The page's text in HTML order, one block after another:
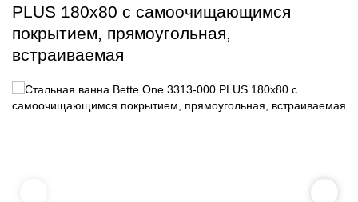
PLUS 180x80 с самоочищающимся
покрытием, прямоугольная,
встраиваемая